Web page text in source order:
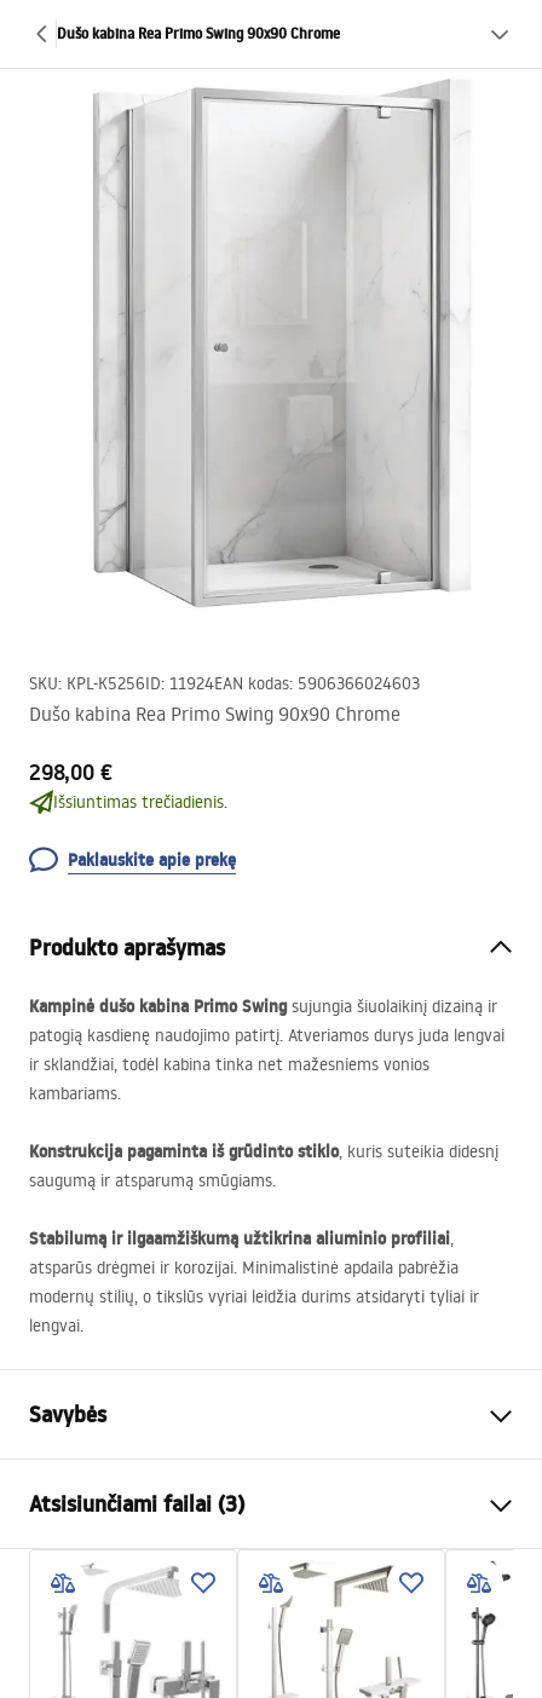
Dušo kabina Rea Primo Swing 90x90 Chrome
SKU: KPL-K5256ID: 11924EAN kodas: 5906366024603
Dušo kabina Rea Primo Swing 90x90 Chrome
298,00 €
Išsiuntimas trečiadienis.
Paklauskite apie prekę
Produkto aprašymas
Kampinė dušo kabina Primo Swingsujungia šiuolaikinį dizainą ir
patogią kasdienę naudojimo patirtį. Atveriamos durys juda lengvai
ir sklandžiai, todėl kabina tinka net mažesniems vonios
kambariams.
Konstrukcija pagaminta iš grūdinto stiklo, kuris suteikia didesnį
saugumą ir atsparumą smūgiams.
Stabilumą ir ilgaamžiškumą užtikrina aliuminio profiliai,
atsparūs drėgmei ir korozijai. Minimalistinė apdaila pabrėžia
modernų stilių, o tikslūs vyriai leidžia durims atsidaryti tyliai ir
lengvai.
Savybės
Spalva
Kabinos tipas
Kampas
Stiklo spalva
Transparent 4mm
Atidarymo būdas
Pakreipiamas
Primo
Atsisiunčiami failai (3)
Warunki bezpieczeństwa
WARUNKI BEZPIECZENSTWA KABINY DRZWI
PARAWANY.pdf